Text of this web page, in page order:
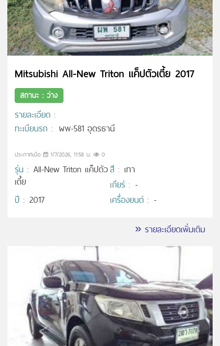
Mitsubishi All-New Triton แค็ปตัวเตี้ย 2017
สถานะ : ว่าง
รายละเอียด :
ทะเบียนรถ : ผพ-581 อุดรธานี
ประกาศเมื่อ 1/7/2026, 11:58 น. 0
รุ่น : All-New Triton แค็ปตัว
เตี้ย
สี : เทา
เกียร์ : -
ปี : 2017 เครื่องยนต์ : -
» รายละเอียดเพิ่มเติม